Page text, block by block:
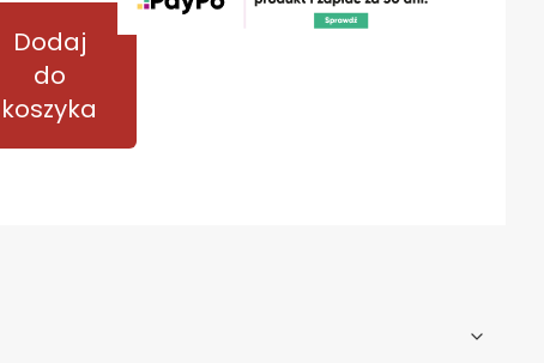
Dodaj
do
koszyka